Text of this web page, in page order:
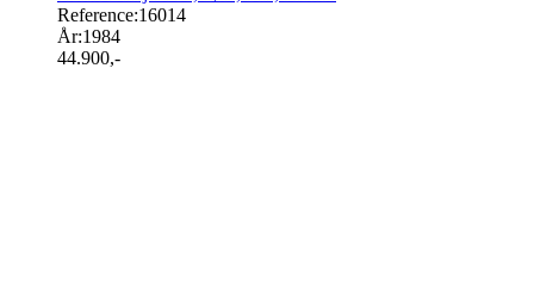
Reference:16014
År:1984
44.900,-